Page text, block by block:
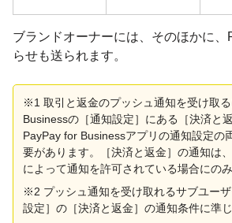
ブランドオーナーには、そのほかに
らせも送られます。
※1 取引と返金のプッシュ通知を受け取
Businessの［通知設定］にある［決済と
PayPay for Businessアプリの通知設定の
要があります。［決済と返金］の通知は
によって通知を許可されている場合にの
※2 プッシュ通知を受け取れるサブユー
設定］の［決済と返金］の通知条件に準じ